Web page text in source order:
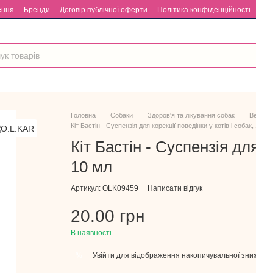
Бренди Договір публічної оферти
Політика конфіденційності
Головна Собаки Здоров'я та лікування собак
Кіт Бастін - Суспензія для корекції поведінки у котів і
Кіт Бастін - Суспензія
10 мл
Артикул: OLK09459 Написати відгук
20.00 грн
В наявності
Увійти для відображення накопичувальної